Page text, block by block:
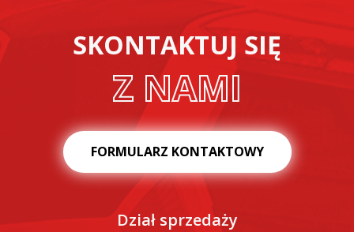
SKONTAKTUJ SIĘ
Z NAMI
FORMULARZ KONTAKTOWY
Dział sprzedaży